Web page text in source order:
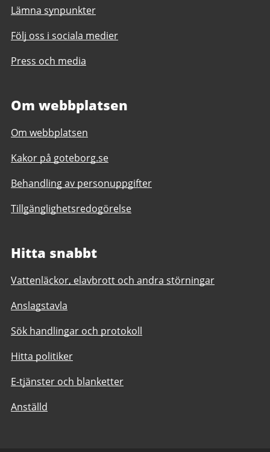
Lämna synpunkter
Följ oss i sociala medier
Press och media
Om webbplatsen
Om webbplatsen
Kakor på goteborg.se
Behandling av personuppgifter
Tillgänglighetsredogörelse
Hitta snabbt
Vattenläckor, elavbrott och andra störningar
Anslagstavla
Sök handlingar och protokoll
Hitta politiker
E-tjänster och blanketter
Anställd